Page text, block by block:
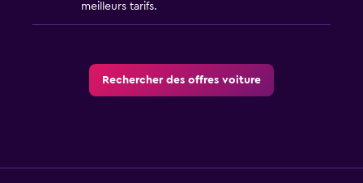
meilleurs tarifs.
Rechercher des offres voiture